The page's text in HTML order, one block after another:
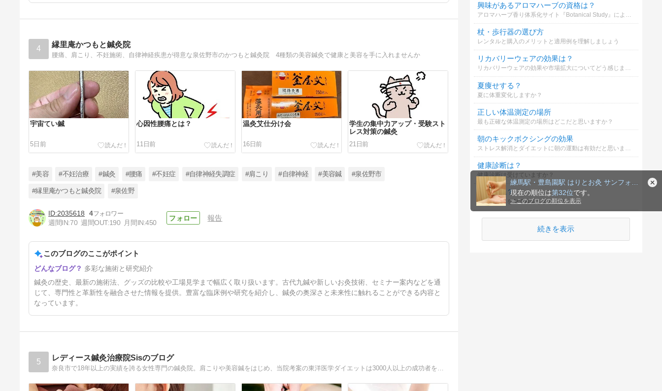
練馬駅・豊島園駅 はりとお灸 サンフォレスト治療院ブログ
現在の順位は第32位です。
≫このブログの順位を表示
4 縁里庵かつもと鍼灸院
腰痛、肩こり、不妊施術、自律神経疾患が得意な泉佐野市のかつもと鍼灸院 4種類の美容鍼灸で健康と美容を手に入れませんか
宇宙てい鍼
5日前
心因性腰痛とは？
11日前
温灸艾仕分け会
16日前
学生の集中力アップ・受験スト
レス対策の鍼灸
21日前
てい鍼作り体験/手づくりてい
鍼工房
#美容 #不妊治療 #鍼灸 #腰痛 #不妊症 #自律神経失調症 #肩こり #自律神経 #美容鍼 #泉佐野市
#縁里庵かつもと鍼灸院 #泉佐野
2035618
4
週間IN:70 週間OUT:190 月間IN:450
報告
このブログのここがポイント
多彩な施術と研究紹介
鍼灸の歴史、最新の施術法、グッズの比較や工場見学まで幅広く取り扱います。古代九鍼や新しいお灸技術、セミナー案内などを通
じて、専門性と革新性を融合させた情報を提供。豊富な臨床例や研究を紹介し、鍼灸の奥深さと未来性に触れることができる内容と
なっています。
5 レディース鍼灸治療院Sisのブログ
興味があるアロマハーブの資格は？
アロマハーブ香り体系化サイト『Botanical Study』による、アロマ・ハーブ資格の興味度アンケートです！ あなたが気になっている資格を複数選択でお知らせください！ 辞典構築の参考などとして活用させていただきます！
杖・歩行器の選び方
レンタルと購入のメリットと適用例を理解しましょう
リカバリーウェアの効果は？
リカバリーウェアの効果や市場拡大についてどう感じますか？
夏痩せする？
夏に体重変化しますか？
正しい体温測定の場所
最も正確な体温測定の場所はどこだと思いますか？
朝のキックボクシングの効果
ストレス解消とダイエットに朝の運動は有効だと思いますか？
健康診断は？
健康診断は受けていますか？
AIで確認？
身体のことをAIで確認しますか？
続きを表示